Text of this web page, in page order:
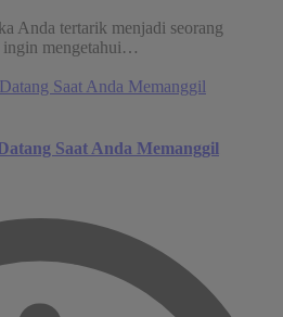
Anda tertarik menjadi seorang
ingin mengetahui…
Saat Anda Memanggil